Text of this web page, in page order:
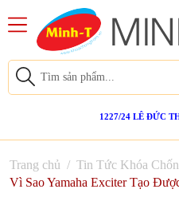
1227/24 LÊ ĐỨC
Trang chủ / Tin Tức Khóa
Vì Sao Yamaha Exciter Tạo